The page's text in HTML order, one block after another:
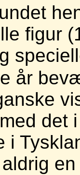
figur
år
det
i